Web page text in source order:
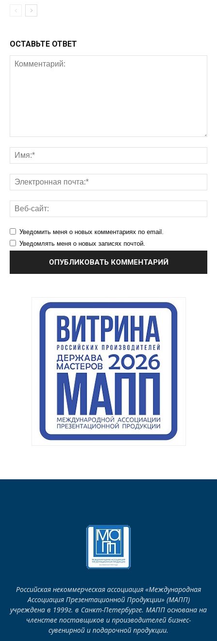
ОСТАВЬТЕ ОТВЕТ
Уведомить меня о новых комментариях по email.
Уведомлять меня о новых записях почтой.
Российская некоммерческая ассоциация «Международная
Ассоциация Презентационной Продукции» (МАПП)
учреждена в 1999г. в Санкт-Петербурге. МАПП основана на
членстве поставщиков и производителей бизнес-
сувенирной и подарочной продукции.